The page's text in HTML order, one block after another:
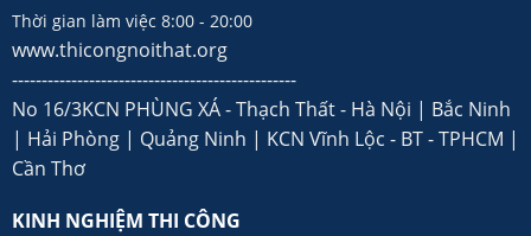
Thời gian làm việc 8:00 - 20:00
www.thicongnoithat.org
------------------------------------------------
No 16/3KCN PHÙNG XÁ - Thạch Thất - Hà Nội | Bắc Ninh
| Hải Phòng | Quảng Ninh | KCN Vĩnh Lộc - BT - TPHCM |
Cần Thơ
KINH NGHIỆM THI CÔNG